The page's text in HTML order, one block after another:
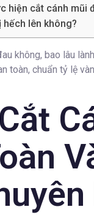
hiện cắt cánh mũi
hếch lên không?
không, bao lâu
toàn, chuẩn tỷ lệ